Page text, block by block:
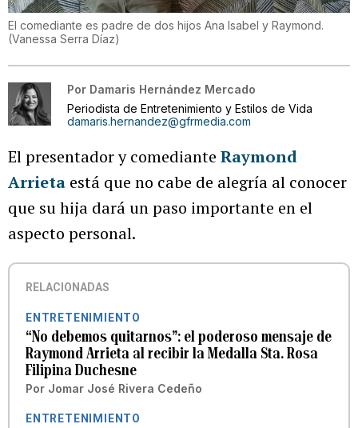
El comediante es padre de dos hijos Ana Isabel y Raymond.
(Vanessa Serra Díaz)
Por Damaris Hernández Mercado
Periodista de Entretenimiento y Estilos de Vida
damaris.hernandez@gfrmedia.com
El presentador y comediante Raymond
Arrieta está que no cabe de alegría al conocer
que su hija dará un paso importante en el
aspecto personal.
RELACIONADAS
ENTRETENIMIENTO
“No debemos quitarnos”: el poderoso mensaje de
Raymond Arrieta al recibir la Medalla Sta. Rosa
Filipina Duchesne
Por Jomar José Rivera Cedeño
ENTRETENIMIENTO